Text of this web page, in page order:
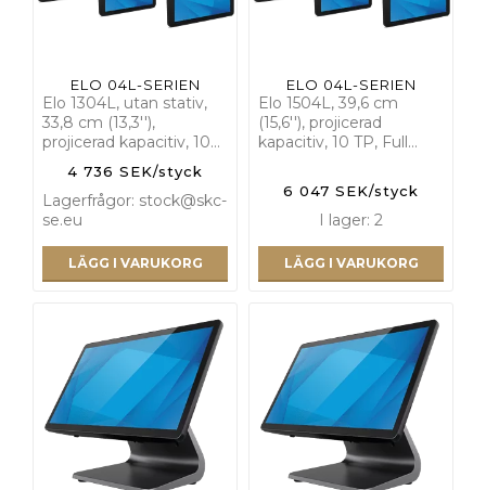
ELO 04L-SERIEN
Elo 1304L, utan stativ,
33,8 cm (13,3''),
projicerad kapacitiv, 10…
4 736 SEK/styck
Lagerfrågor: stock@skc-
se.eu
LÄGG I VARUKORG
ELO 04L-SERIEN
Elo 1504L, 39,6 cm
(15,6''), projicerad
kapacitiv, 10 TP, Full…
6 047 SEK/styck
I lager: 2
LÄGG I VARUKORG